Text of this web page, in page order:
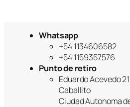
Whatsapp
+54 1134606582
+54 1159357576
Punto de retiro
Eduardo Acevedo
Caballito
Ciudad Autonoma